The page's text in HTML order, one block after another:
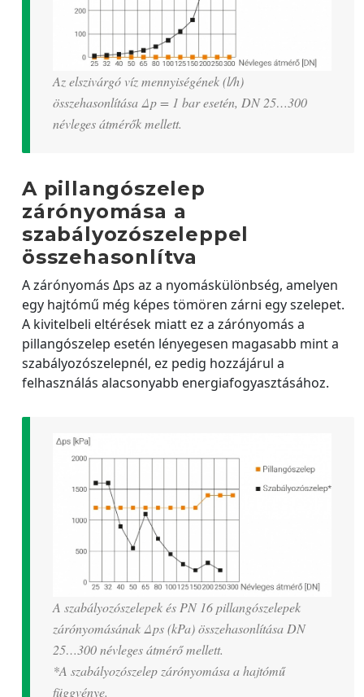
Az elszivárgó víz mennyiségének (l/h)
összehasonlítása Δp = 1 bar esetén, DN 25…300
névleges átmérők mellett.
A pillangószelep
zárónyomása a
szabályozószeleppel
összehasonlítva
A zárónyomás Δps az a nyomáskülönbség, amelyen
egy hajtómű még képes tömören zárni egy szelepet.
A kivitelbeli eltérések miatt ez a zárónyomás a
pillangószelep esetén lényegesen magasabb mint a
szabályozószelepnél, ez pedig hozzájárul a
felhasználás alacsonyabb energiafogyasztásához.
A szabályozószelepek és PN 16 pillangószelepek
zárónyomásának Δps (kPa) összehasonlítása DN
25…300 névleges átmérő mellett.
*A szabályozószelep zárónyomása a hajtómű
függvénye.